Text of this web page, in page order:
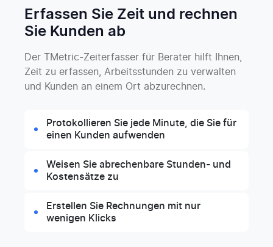
Erfassen Sie Zeit und rechnen
Sie Kunden ab
Der TMetric-Zeiterfasser für Berater hilft Ihnen,
Zeit zu erfassen, Arbeitsstunden zu verwalten
und Kunden an einem Ort abzurechnen.
Protokollieren Sie jede Minute, die Sie für
einen Kunden aufwenden
Weisen Sie abrechenbare Stunden- und
Kostensätze zu
Erstellen Sie Rechnungen mit nur
wenigen Klicks